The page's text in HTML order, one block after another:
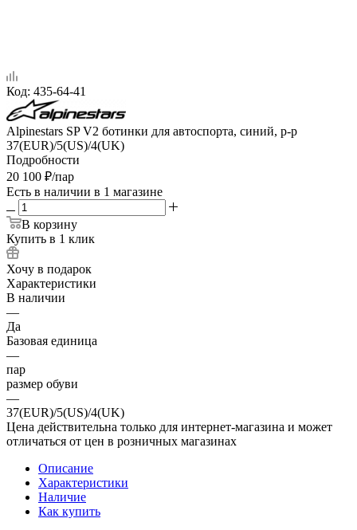
Код: 435-64-41
Alpinestars SP V2 ботинки для автоспорта, синий, р-р
37(EUR)/5(US)/4(UK)
Подробности
20 100 ₽/пар
Есть в наличии в 1 магазине
В корзину
Купить в 1 клик
Хочу в подарок
Характеристики
В наличии
—
Да
Базовая единица
—
пар
размер обуви
—
37(EUR)/5(US)/4(UK)
Цена действительна только для интернет-магазина и может
отличаться от цен в розничных магазинах
Описание
Характеристики
Наличие
Как купить